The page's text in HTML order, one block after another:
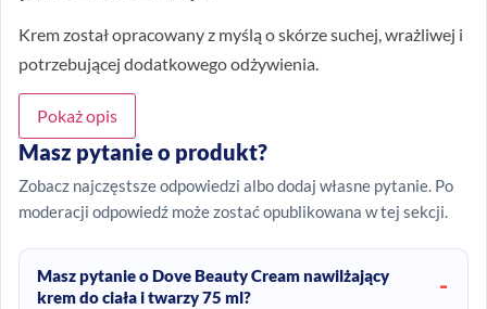
Krem został opracowany z myślą o skórze suchej, wrażliwej i
potrzebującej dodatkowego odżywienia.
Pokaż opis
Masz pytanie o produkt?
Zobacz najczęstsze odpowiedzi albo dodaj własne pytanie. Po
moderacji odpowiedź może zostać opublikowana w tej sekcji.
Masz pytanie o Dove Beauty Cream nawilżający
krem do ciała i twarzy 75 ml?